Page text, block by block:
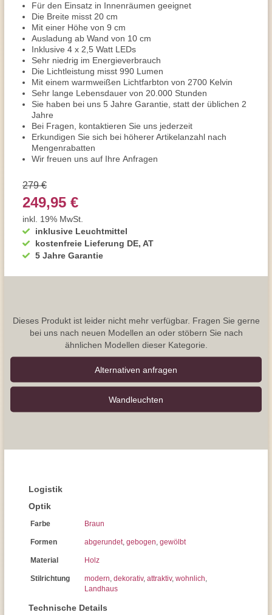
Für den Einsatz in Innenräumen geeignet
Die Breite misst 20 cm
Mit einer Höhe von 9 cm
Ausladung ab Wand von 10 cm
Inklusive 4 x 2,5 Watt LEDs
Sehr niedrig im Energieverbrauch
Die Lichtleistung misst 990 Lumen
Mit einem warmweißen Lichtfarbton von 2700 Kelvin
Sehr lange Lebensdauer von 20.000 Stunden
Sie haben bei uns 5 Jahre Garantie, statt der üblichen 2
Jahre
Bei Fragen, kontaktieren Sie uns jederzeit
Erkundigen Sie sich bei höherer Artikelanzahl nach
Mengenrabatten
Wir freuen uns auf Ihre Anfragen
inklusive Leuchtmittel
kostenfreie Lieferung DE, AT
5 Jahre Garantie
279 €
249,95 €
inkl. 19% MwSt.
Dieses Produkt ist leider nicht mehr verfügbar. Fragen Sie gerne
bei uns nach neuen Modellen an oder stöbern Sie nach
ähnlichen Modellen dieser Kategorie.
Alternativen anfragen
Wand­leuchten
Logistik
Optik
Farbe Braun
Formen abgerundet, gebogen, gewölbt
Material Holz
Stilrichtung modern, dekorativ, attraktiv, wohnlich,
Landhaus
Technische Details